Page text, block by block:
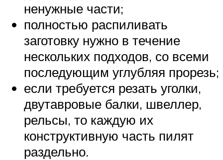
ненужные части;
полностью распиливать
заготовку нужно в течение
нескольких подходов, со всеми
последующим углубляя прорезь;
если требуется резать уголки,
двутавровые балки, швеллер,
рельсы, то каждую их
конструктивную часть пилят
раздельно.